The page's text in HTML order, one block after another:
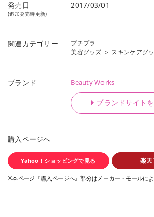
発売日
(追加発売時更新)
2017/03/01
関連カテゴリー
プチプラ
美容グッズ ＞ スキンケアグ
ブランド Beauty Works
ブランドサイト
購入ページへ
Yahoo！ショッピングで見る 楽
※本ページ『購入ページへ』部分はメーカー・モールによ